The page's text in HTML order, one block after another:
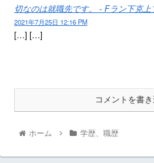
切なのは就職先です。 - Fラン下克上
2021年7月25日 12:16 PM
[…] […]
コメントを書
ホーム 学歴、職歴